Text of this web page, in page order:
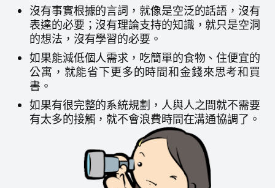
沒有事實根據的言詞，就像是空泛的話語，沒有
表達的必要；沒有理論支持的知識，就只是空洞
的想法，沒有學習的必要。
如果能減低個人需求，吃簡單的食物、住便宜的
公寓，就能省下更多的時間和金錢來思考和買
書。
如果有很完整的系統規劃，人與人之間就不需要
有太多的接觸，就不會浪費時間在溝通協調了。